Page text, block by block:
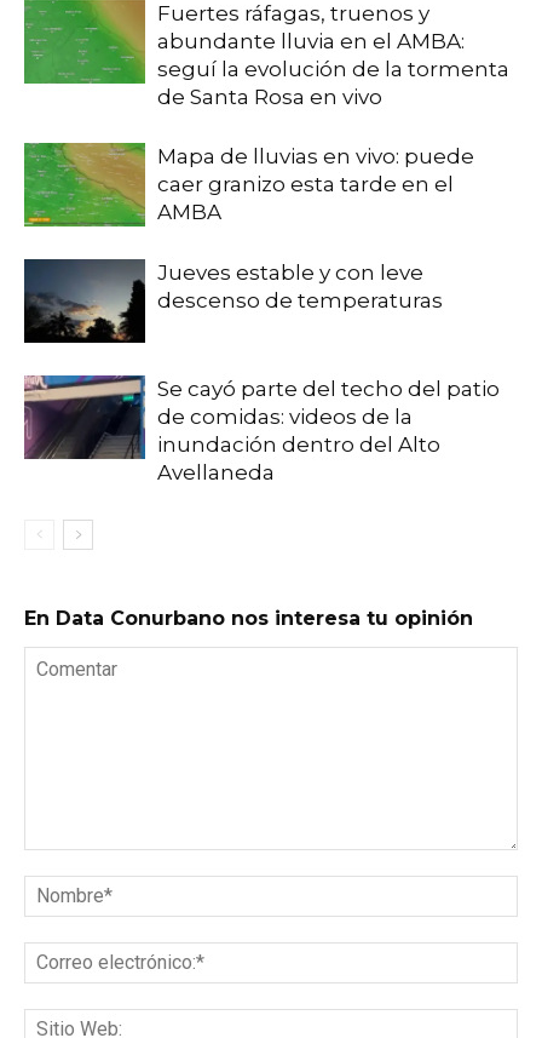
Fuertes ráfagas, truenos y
abundante lluvia en el AMBA:
seguí la evolución de la tormenta
de Santa Rosa en vivo
Mapa de lluvias en vivo: puede
caer granizo esta tarde en el
AMBA
Jueves estable y con leve
descenso de temperaturas
Se cayó parte del techo del patio
de comidas: videos de la
inundación dentro del Alto
Avellaneda
En Data Conurbano nos interesa tu opinión